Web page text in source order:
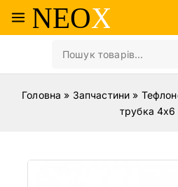
Головна » Запчастини »
трубка